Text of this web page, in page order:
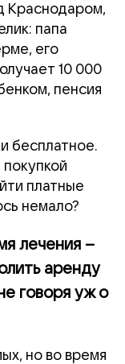
Краснодаром,
папа
его
10 000
пенсия
бесплатное.
покупкой
платные
немало?
лечения –
аренду
говоря уж о
но во время